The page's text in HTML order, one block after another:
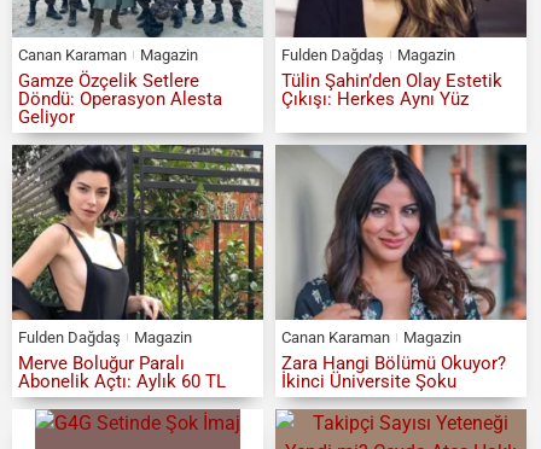
Canan Karaman Magazin
Gamze Özçelik Setlere
Döndü: Operasyon Alesta
Geliyor
Fulden Dağdaş Magazin
Tülin Şahin’den Olay Estetik
Çıkışı: Herkes Aynı Yüz
Fulden Dağdaş Magazin
Merve Boluğur Paralı
Abonelik Açtı: Aylık 60 TL
Canan Karaman Magazin
Zara Hangi Bölümü Okuyor?
İkinci Üniversite Şoku